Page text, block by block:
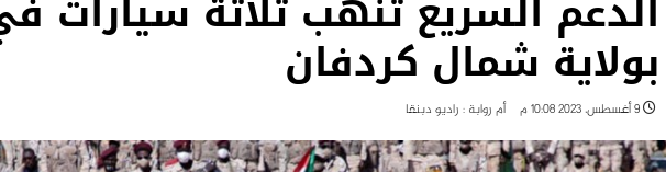
بولاية شمال كردفان
9 أغسطس، 2023 10:08 م أم روابة : راديو دبنقا